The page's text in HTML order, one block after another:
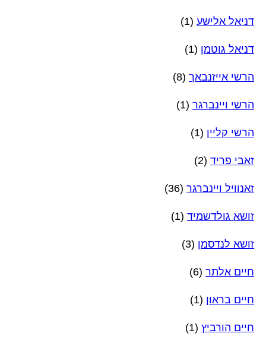
דניאל אלישע (1)
דניאל גוטמן (1)
הרשי אייזנבאך (8)
הרשי ויינברגר (1)
הרשי קליין (1)
זאבי פריד (2)
זאנוויל ויינברגר (36)
זושא גולדשמיד (1)
זושא לנדסמן (3)
חיים אלתר (6)
חיים בראון (1)
חיים הורביץ (1)